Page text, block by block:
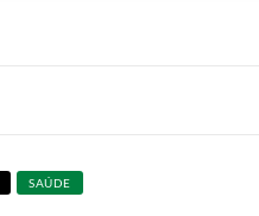
SAÚDE